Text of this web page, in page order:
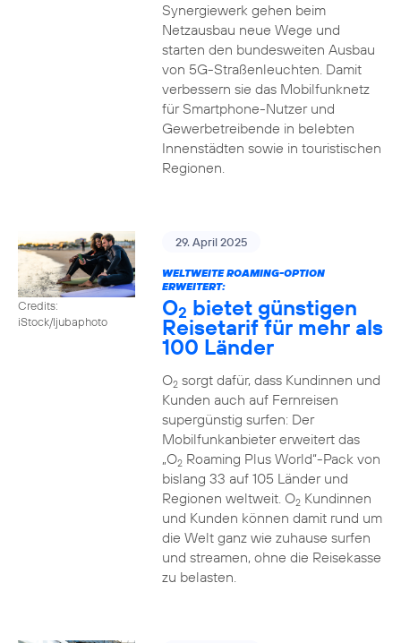
Synergiewerk gehen beim
Netzausbau neue Wege und
starten den bundesweiten Ausbau
von 5G-Straßenleuchten. Damit
verbessern sie das Mobilfunknetz
für Smartphone-Nutzer und
Gewerbetreibende in belebten
Innenstädten sowie in touristischen
Regionen.
Credits:
iStock/ljubaphoto
29. April 2025
WELTWEITE ROAMING-OPTION
ERWEITERT:
O2 bietet günstigen
Reisetarif für mehr als
100 Länder
O2sorgt dafür, dass Kundinnen und
Kunden auch auf Fernreisen
supergünstig surfen: Der
Mobilfunkanbieter erweitert das
„O2Roaming Plus World“-Pack von
bislang 33 auf 105 Länder und
Regionen weltweit. O2Kundinnen
und Kunden können damit rund um
die Welt ganz wie zuhause surfen
und streamen, ohne die Reisekasse
zu belasten.